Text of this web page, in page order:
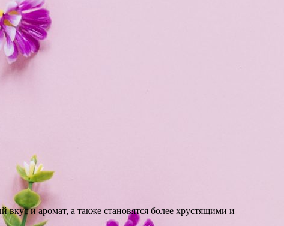
и аромат, а также становятся более хрустящими и